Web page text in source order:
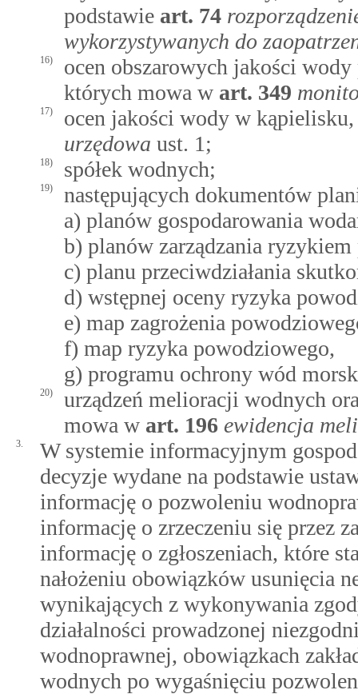
podstawie art. 74
wykorzystywanych do
16)
ocen obszarowych jakości
których mowa w art. 349
17)
ocen jakości wody w
urzędowa ust. 1;
18) spółek wodnych;
19)
następujących dokumentów
a) planów gospodarowania
b) planów zarządzania
c) planu przeciwdziałania
d) wstępnej oceny ryzyka
e) map zagrożenia
f) map ryzyka powodziowego,
g) programu ochrony wód
20)
urządzeń melioracji wodnych
mowa w art. 196 ewidencja
3.
W systemie informacyjnym
decyzje wydane na podstawie
informację o pozwoleniu
informację o zrzeczeniu się przez
informację o zgłoszeniach, które
nałożeniu obowiązków usunięcia
wynikających z wykonywania
działalności prowadzonej
wodnoprawnej, obowiązkach
wodnych po wygaśnięciu